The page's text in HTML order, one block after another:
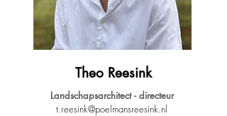
Theo Reesink
Landschapsarchitect - directeur
t.reesink@poelmansreesink.nl